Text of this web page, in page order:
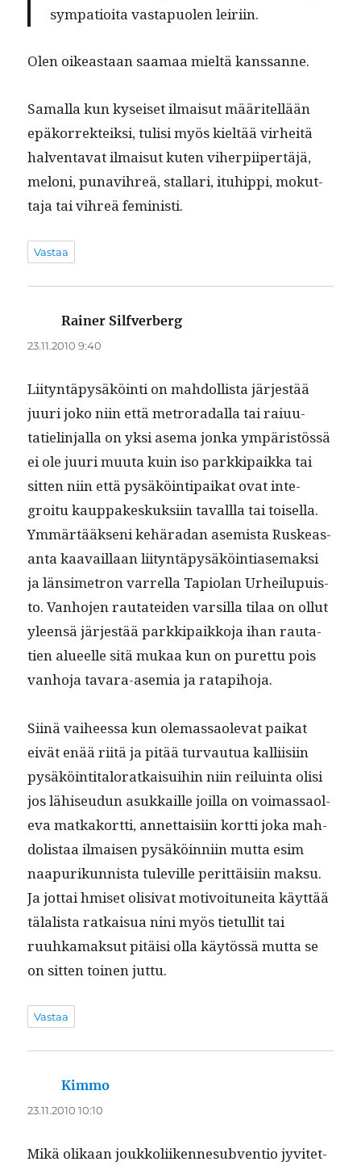
sym­pa­tioi­ta vastapuolen leiriin.
Olen oikeas­t­aan saa­maa mieltä kanssanne.
Samal­la kun kyseiset ilmaisut määritel­lään
epäko­r­rek­teik­si, tulisi myös kieltää virheitä
hal­ven­ta­vat ilmaisut kuten viher­pi­ipertäjä,
mel­oni, punav­ihreä, stal­lari, ituhip­pi, mokut­
ta­ja tai vihreä feministi.
Vastaa
Rainer Silfverberg
23.11.2010 9:40
Liityn­täpysäköin­ti on mah­dol­lista jär­jestää
juuri joko niin että metro­radal­la tai raiu­u­
tatielin­jal­la on yksi ase­ma jon­ka ympäristössä
ei ole juuri muu­ta kuin iso parkkipaik­ka tai
sit­ten niin että pysäköin­tipaikat ovat inte­
groitu kaup­pakeskuk­si­in taval­l­la tai toisel­la.
Ymmärtääk­seni kehäradan asemista Ruskeas­
an­ta kaavail­laan liityn­täpysäköin­ti­ase­mak­si
ja län­simetron var­rel­la Tapi­olan Urheilupuis­
to. Van­ho­jen rautatei­den var­sil­la tilaa on ollut
yleen­sä jär­jestää parkkipaikko­ja ihan rauta­
tien alueelle sitä mukaa kun on puret­tu pois
van­ho­ja tavara-asemia ja ratapihoja.
Siinä vai­heessa kun ole­mas­saol­e­vat paikat
eivät enää riitä ja pitää tur­vau­tua kalli­isi­in
pysäköin­ti­talo­ratkaisui­hin niin reiluin­ta olisi
jos lähiseudun asukkaille joil­la on voimas­saol­
e­va matkako­rt­ti, annet­taisi­in kort­ti joka mah­
dolis­taa ilmaisen pysäköin­ni­in mut­ta esim
naa­purikun­nista tuleville perit­täisi­in mak­su.
Ja jot­tai hmiset oli­si­vat motivoitunei­ta käyt­tää
tälal­ista ratkaisua nini myös tietul­lit tai
ruuhka­mak­sut pitäisi olla käytössä mut­ta se
on sit­ten toinen juttu.
Vastaa
Kimmo
23.11.2010 10:10
Mikä olikaan joukkoli­iken­nesub­ven­tio jyvitet­